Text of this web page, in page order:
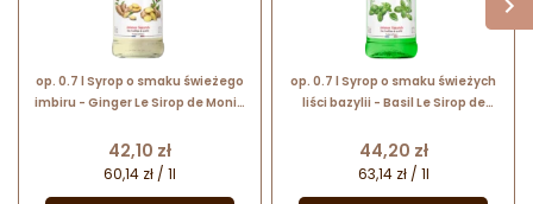
op. 0.7 l Syrop o smaku świeżego
imbiru - Ginger Le Sirop de Monin
Cena
42,10 zł
60,14 zł / 1l
op. 0.7 l Syrop o smaku świeżych
liści bazylii - Basil Le Sirop de
Cena
44,20 zł
63,14 zł / 1l